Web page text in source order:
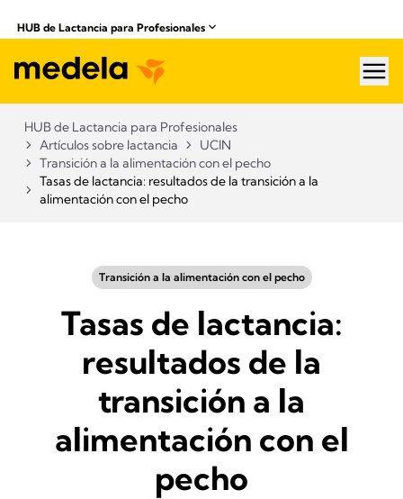
​ HUB de Lactancia para Profesionales
​ HUB de Lactancia para Profesionales
Artículos sobre lactancia
UCIN
Transición a la alimentación con el pecho
Tasas de lactancia: resultados de la transición a la
alimentación con el pecho
Transición a la alimentación con el pecho
Tasas de lactancia:
resultados de la
transición a la
alimentación con el
pecho